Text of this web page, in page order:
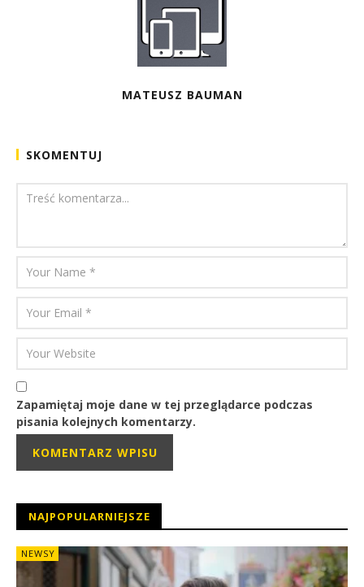
MATEUSZ BAUMAN
SKOMENTUJ
Zapamiętaj moje dane w tej przeglądarce podczas
pisania kolejnych komentarzy.
NAJPOPULARNIEJSZE
NEWSY